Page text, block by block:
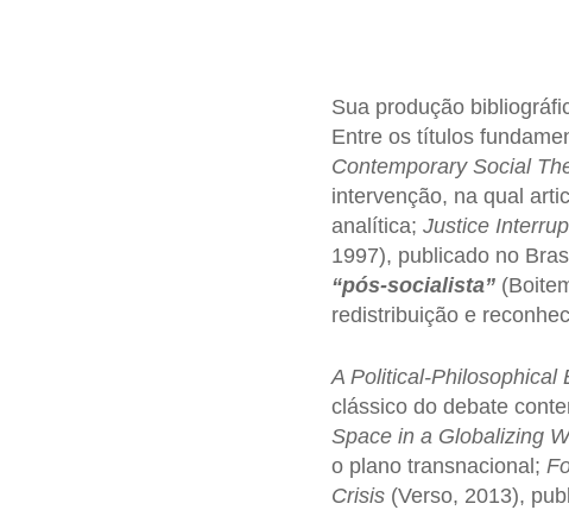
Sua produção
Entre os títulos
Contemporary Social
intervenção, na qual
analítica; Justice
1997), publicado no
“pós-socialista”
redistribuição e
A Political-Philosophical
clássico do debate
Space in a Globalizing
o plano transnacional;
Crisis(Verso, 2013),